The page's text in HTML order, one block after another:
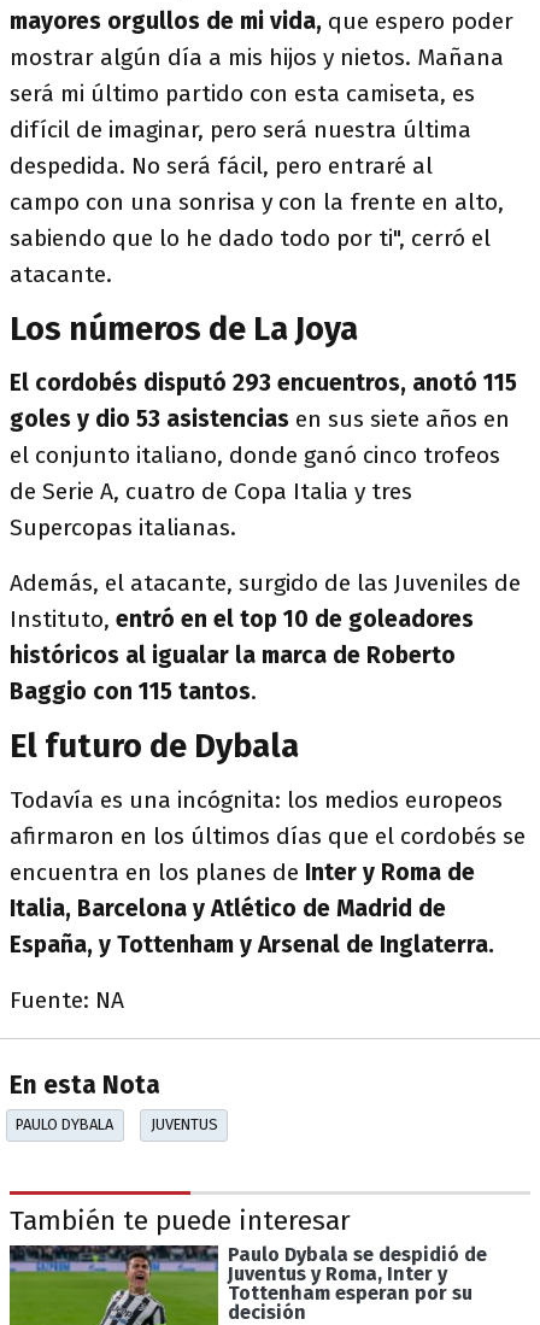
mayores orgullos de mi vida, que espero poder
mostrar algún día a mis hijos y nietos. Mañana
será mi último partido con esta camiseta, es
difícil de imaginar, pero será nuestra última
despedida. No será fácil, pero entraré al
campo con una sonrisa y con la frente en alto,
sabiendo que lo he dado todo por ti", cerró el
atacante.
Los números de La Joya
El cordobés disputó 293 encuentros, anotó 115
goles y dio 53 asistencias en sus siete años en
el conjunto italiano, donde ganó cinco trofeos
de Serie A, cuatro de Copa Italia y tres
Supercopas italianas.
Además, el atacante, surgido de las Juveniles de
Instituto, entró en el top 10 de goleadores
históricos al igualar la marca de Roberto
Baggio con 115 tantos.
El futuro de Dybala
Todavía es una incógnita: los medios europeos
afirmaron en los últimos días que el cordobés se
encuentra en los planes de Inter y Roma de
Italia, Barcelona y Atlético de Madrid de
España, y Tottenham y Arsenal de Inglaterra.
Fuente: NA
En esta Nota
PAULO DYBALA JUVENTUS
También te puede interesar
Paulo Dybala se despidió de
Juventus y Roma, Inter y
Tottenham esperan por su
decisión